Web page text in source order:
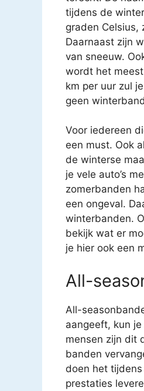
tijdens de
graden Celsius,
Daarnaast zijn
van sneeuw.
wordt het
km per uur zul
geen
Voor iedereen
een must. Ook
de winterse
je vele auto’s
zomerbanden
een ongeval.
winterbanden.
bekijk wat er
je hier ook een
All-
All-
aangeeft, kun
mensen zijn dit
banden
doen het
prestaties